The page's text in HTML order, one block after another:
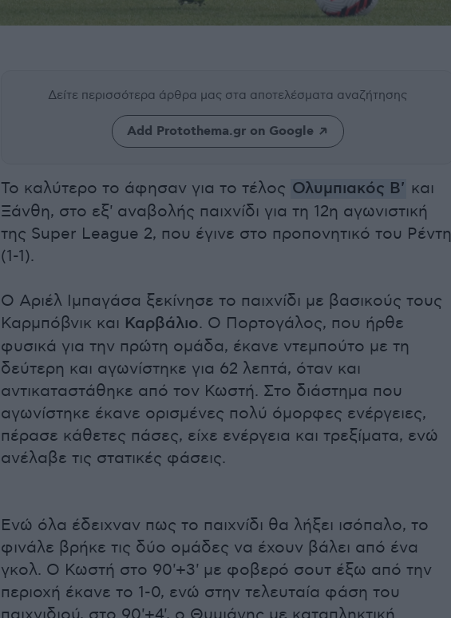
Δείτε περισσότερα άρθρα μας στα αποτελέσματα αναζήτησης
Add Protothema.gr on Google
Το καλύτερο το άφησαν για το τέλος Ολυμπιακός Β' και
Ξάνθη, στο εξ' αναβολής παιχνίδι για τη 12η αγωνιστική
της Super League 2, που έγινε στο προπονητικό του Ρέντη
(1-1).
Ο Αριέλ Ιμπαγάσα ξεκίνησε το παιχνίδι με βασικούς τους
Καρμπόβνικ και Καρβάλιο. Ο Πορτογάλος, που ήρθε
φυσικά για την πρώτη ομάδα, έκανε ντεμπούτο με τη
δεύτερη και αγωνίστηκε για 62 λεπτά, όταν και
αντικαταστάθηκε από τον Κωστή. Στο διάστημα που
αγωνίστηκε έκανε ορισμένες πολύ όμορφες ενέργειες,
πέρασε κάθετες πάσες, είχε ενέργεια και τρεξίματα, ενώ
ανέλαβε τις στατικές φάσεις.
Ενώ όλα έδειχναν πως το παιχνίδι θα λήξει ισόπαλο, το
φινάλε βρήκε τις δύο ομάδες να έχουν βάλει από ένα
γκολ. Ο Κωστή στο 90'+3' με φοβερό σουτ έξω από την
περιοχή έκανε το 1-0, ενώ στην τελευταία φάση του